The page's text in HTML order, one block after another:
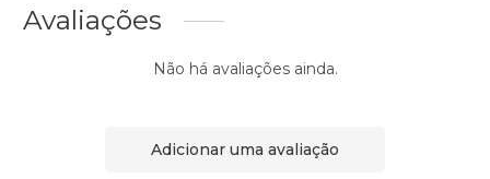
Avaliações
Não há avaliações ainda.
Adicionar uma avaliação